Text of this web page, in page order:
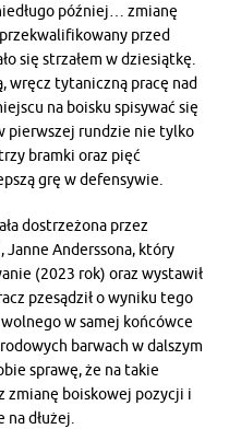
później… zmianę
przed
się strzałem w dziesiątkę.
wręcz tytaniczną pracę nad
na boisku spisywać się
pierwszej rundzie nie tylko
bramki oraz pięć
grę w defensywie.
dostrzeżona przez
Anderssona, który
(2023 rok) oraz wystawił
pzesądził o wyniku tego
w samej końcówce
barwach w dalszym
sprawę, że na takie
zmianę boiskowej pozycji i
na dłużej.